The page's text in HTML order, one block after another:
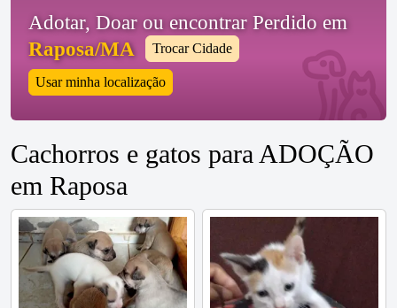
Adotar, Doar ou encontrar Perdido em
Raposa/MA
Trocar Cidade
Usar minha localização
Cachorros e gatos para ADOÇÃO
em Raposa